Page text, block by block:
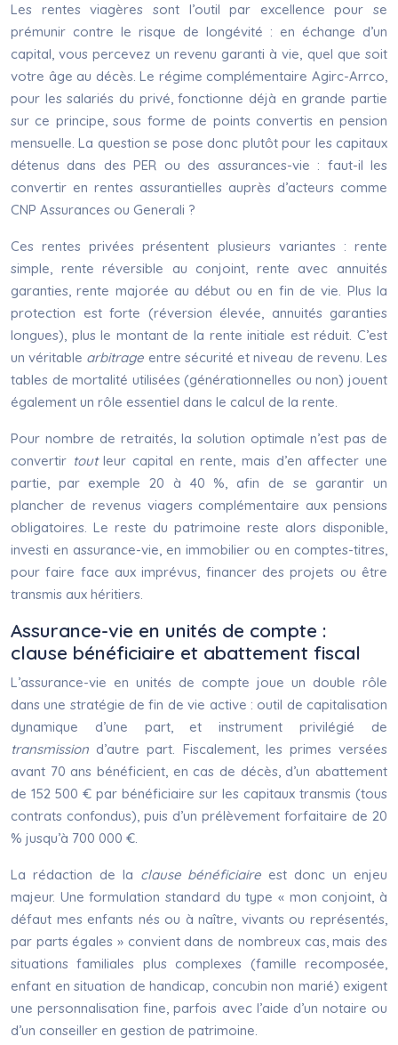
Les rentes viagères sont l’outil par excellence pour se
prémunir contre le risque de longévité : en échange d’un
capital, vous percevez un revenu garanti à vie, quel que soit
votre âge au décès. Le régime complémentaire Agirc-Arrco,
pour les salariés du privé, fonctionne déjà en grande partie
sur ce principe, sous forme de points convertis en pension
mensuelle. La question se pose donc plutôt pour les capitaux
détenus dans des PER ou des assurances-vie : faut-il les
convertir en rentes assurantielles auprès d’acteurs comme
CNP Assurances ou Generali ?
Ces rentes privées présentent plusieurs variantes : rente
simple, rente réversible au conjoint, rente avec annuités
garanties, rente majorée au début ou en fin de vie. Plus la
protection est forte (réversion élevée, annuités garanties
longues), plus le montant de la rente initiale est réduit. C’est
un véritable arbitrage entre sécurité et niveau de revenu. Les
tables de mortalité utilisées (générationnelles ou non) jouent
également un rôle essentiel dans le calcul de la rente.
Pour nombre de retraités, la solution optimale n’est pas de
convertir toutleur capital en rente, mais d’en affecter une
partie, par exemple 20 à 40 %, afin de se garantir un
plancher de revenus viagers complémentaire aux pensions
obligatoires. Le reste du patrimoine reste alors disponible,
investi en assurance-vie, en immobilier ou en comptes-titres,
pour faire face aux imprévus, financer des projets ou être
transmis aux héritiers.
Assurance-vie en unités de compte :
clause bénéficiaire et abattement fiscal
L’assurance-vie en unités de compte joue un double rôle
dans une stratégie de fin de vie active : outil de capitalisation
dynamique d’une part, et instrument privilégié de
transmission d’autre part. Fiscalement, les primes versées
avant 70 ans bénéficient, en cas de décès, d’un abattement
de 152 500 € par bénéficiaire sur les capitaux transmis (tous
contrats confondus), puis d’un prélèvement forfaitaire de 20
% jusqu’à 700 000 €.
La rédaction de la clause bénéficiaire est donc un enjeu
majeur. Une formulation standard du type « mon conjoint, à
défaut mes enfants nés ou à naître, vivants ou représentés,
par parts égales » convient dans de nombreux cas, mais des
situations familiales plus complexes (famille recomposée,
enfant en situation de handicap, concubin non marié) exigent
une personnalisation fine, parfois avec l’aide d’un notaire ou
d’un conseiller en gestion de patrimoine.